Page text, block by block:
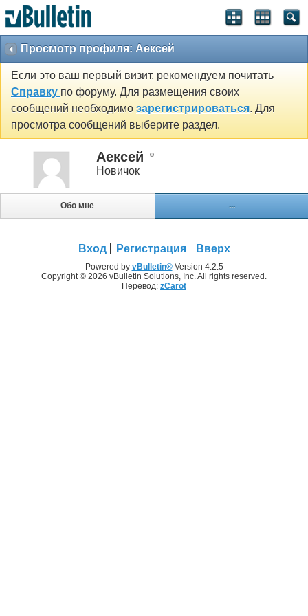
Просмотр профиля: Аексей
Если это ваш первый визит, рекомендуем почитать
Справку по форуму. Для размещения своих
сообщений необходимо зарегистрироваться. Для
просмотра сообщений выберите раздел.
Аексей
Новичок
Обо мне ...
Вход Регистрация Вверх
Powered by vBulletin®Version 4.2.5
Copyright © 2026 vBulletin Solutions, Inc. All rights reserved.
Перевод: zCarot